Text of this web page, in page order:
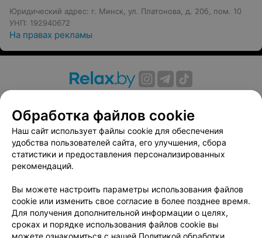
Юридический адрес: г. Минск, ул. Платонова, д. 20б, пом. 10
УНП: 192940672
На правах рекламы
Вакансии
Публичный договор
Способы оплаты
Публичный договор по использованию сервиса
«Афиша»
Пользовательское соглашение
Связаться по вопросам сотрудничества
Написать руководителю relax.by
Персональные настройки cookie
Обработка файлов cookie
Наш сайт использует файлы cookie для обеспечения
удобства пользователей сайта, его улучшения, сбора
статистики и предоставления персонализированных
рекомендаций.
Вы можете настроить параметры использования файлов
cookie или изменить свое согласие в более позднее время.
Для получения дополнительной информации о целях,
сроках и порядке использования файлов cookie вы
можете ознакомиться с нашей Политикой обработки